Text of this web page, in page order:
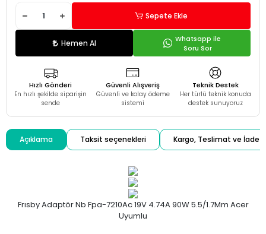
Sepete Ekle
Hemen Al
Whatsapp ile
Soru Sor
Hızlı Gönderi
En hızlı şekilde siparişin
sende
Güvenli Alışveriş
Güvenli ve kolay ödeme
sistemi
Teknik Destek
Her türlü teknik konuda
destek sunuyoruz
Açıklama Taksit seçenekleri Kargo, Teslimat ve İade
Frısby Adaptör Nb Fpa-7210Ac 19V 4.74A 90W 5.5/1.7Mm Acer
Uyumlu